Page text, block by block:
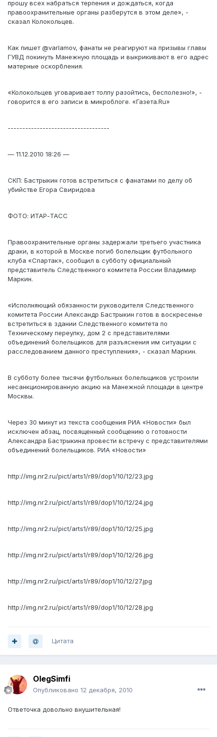
прошу всех набраться терпения и дождаться, когда
правоохранительные органы разберутся в этом деле», -
сказал Колокольцев.
Как пишет @varlamov, фанаты не реагируют на призывы главы
ГУВД покинуть Манежную площадь и выкрикивают в его адрес
матерные оскорбления.
«Колокольцев уговаривает толпу разойтись, бесполезно!», -
говорится в его записи в микроблоге. «Газета.Ru»
-----------------------------------
— 11.12.2010 18:26 —
СКП: Бастрыкин готов встретиться с фанатами по делу об
убийстве Егора Свиридова
ФОТО: ИТАР-ТАСС
Правоохранительные органы задержали третьего участника
драки, в которой в Москве погиб болельщик футбольного
клуба «Спартак», сообщил в субботу официальный
представитель Следственного комитета России Владимир
Маркин.
«Исполняющий обязанности руководителя Следственного
комитета России Александр Бастрыкин готов в воскресенье
встретиться в здании Следственного комитета по
Техническому переулку, дом 2 с представителями
объединений болельщиков для разъяснения им ситуации с
расследованием данного преступления», - сказал Маркин.
В субботу более тысячи футбольных болельщиков устроили
несанкционированную акцию на Манежной площади в центре
Москвы.
Через 30 минут из текста сообщения РИА «Новости» был
исключен абзац, посвященный сообщению о готовности
Александра Бастрыкина провести встречу с представителями
объединений болельщиков. РИА «Новости»
http://img.nr2.ru/pict/arts1/r89/dop1/10/12/23.jpg
http://img.nr2.ru/pict/arts1/r89/dop1/10/12/24.jpg
http://img.nr2.ru/pict/arts1/r89/dop1/10/12/25.jpg
http://img.nr2.ru/pict/arts1/r89/dop1/10/12/26.jpg
http://img.nr2.ru/pict/arts1/r89/dop1/10/12/27.jpg
http://img.nr2.ru/pict/arts1/r89/dop1/10/12/28.jpg
Цитата
OlegSimfi
Опубликовано 12 декабря, 2010
Ответочка довольно внушительная!